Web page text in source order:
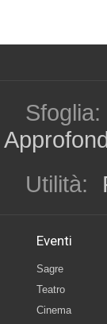
Sfoglia:
Utilità:
Eventi
Sagre
Teatro
Cinema